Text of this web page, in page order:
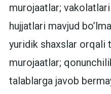
murojaatlar;
hujjatlari mavjud
yuridik shaxslar orqali
murojaatlar;
talablarga javob